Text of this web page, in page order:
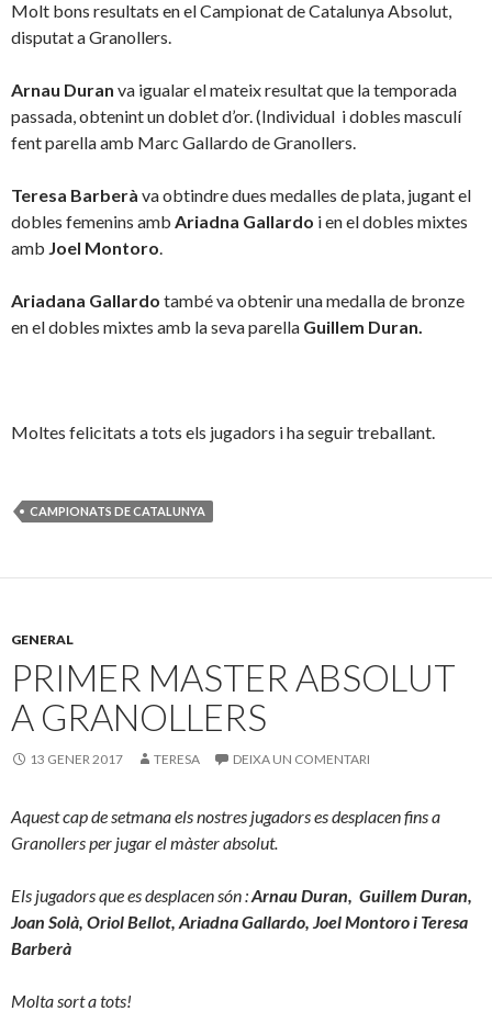
Molt bons resultats en el Campionat de Catalunya Absolut,
disputat a Granollers.
Arnau Duran va igualar el mateix resultat que la temporada
passada, obtenint un doblet d’or. (Individual i dobles masculí
fent parella amb Marc Gallardo de Granollers.
Teresa Barberà va obtindre dues medalles de plata, jugant el
dobles femenins amb Ariadna Gallardo i en el dobles mixtes
amb Joel Montoro.
Ariadana Gallardo també va obtenir una medalla de bronze
en el dobles mixtes amb la seva parella Guillem Duran.
Moltes felicitats a tots els jugadors i ha seguir treballant.
CAMPIONATS DE CATALUNYA
GENERAL
PRIMER MASTER ABSOLUT
A GRANOLLERS
13 GENER 2017 TERESA DEIXA UN COMENTARI
Aquest cap de setmana els nostres jugadors es desplacen fins a
Granollers per jugar el màster absolut.
Els jugadors que es desplacen són :Arnau Duran, Guillem Duran,
Joan Solà, Oriol Bellot, Ariadna Gallardo, Joel Montoro i Teresa
Barberà
Molta sort a tots!